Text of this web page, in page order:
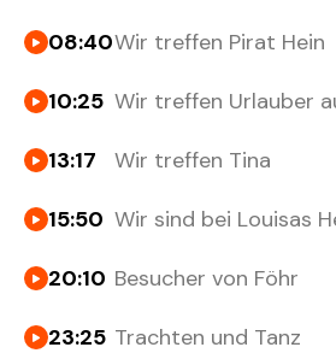
08:40Wir treffen Pirat Hein
10:25 Wir treffen Urlauber
13:17 Wir treffen Tina
15:50 Wir sind bei Louisas
20:10 Besucher von Föhr
23:25 Trachten und Tanz